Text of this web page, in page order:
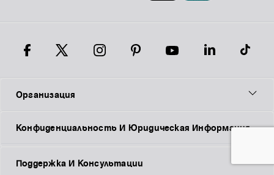
Организация
Конфиденциальность И Юридическая Информация
Поддержка И Консультации